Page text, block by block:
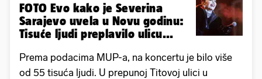
FOTO Evo kako je Severina
Sarajevo uvela u Novu godinu:
Tisuće ljudi preplavilo ulicu...
Prema podacima MUP-a, na koncertu je bilo više
od 55 tisuća ljudi. U prepunoj Titovoj ulici u